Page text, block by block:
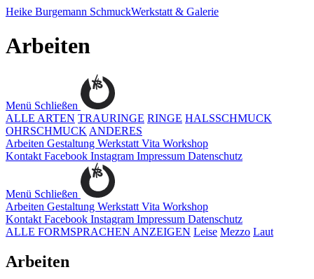
Heike Burgemann SchmuckWerkstatt & Galerie
Arbeiten
Menü Schließen
ALLE ARTEN TRAURINGE RINGE HALSSCHMUCK
OHRSCHMUCK ANDERES
Arbeiten Gestaltung Werkstatt Vita Workshop
Kontakt Facebook Instagram Impressum Datenschutz
Menü Schließen
Arbeiten Gestaltung Werkstatt Vita Workshop
Kontakt Facebook Instagram Impressum Datenschutz
ALLE FORMSPRACHEN ANZEIGEN Leise Mezzo Laut
Arbeiten